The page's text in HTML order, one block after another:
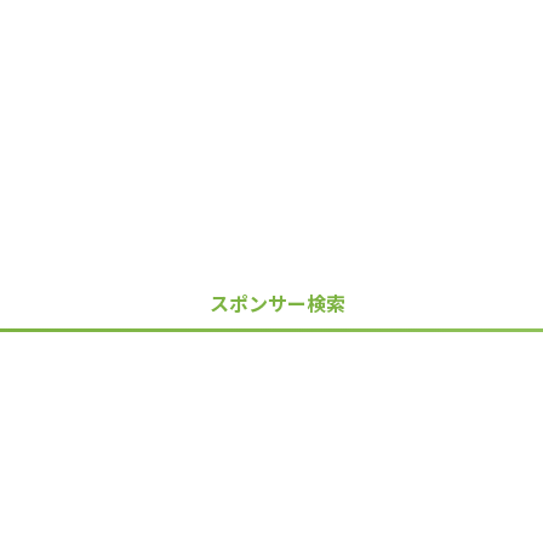
スポンサー検索